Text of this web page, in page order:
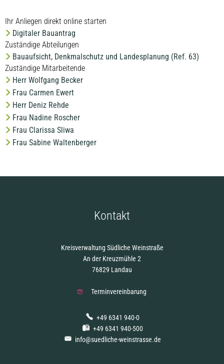
Ihr Anliegen direkt online starten
Digitaler Bauantrag
Zuständige Abteilungen
Bauaufsicht, Denkmalschutz und Landesplanung (Ref. 63)
Zuständige Mitarbeitende
Herr Wolfgang Becker
Frau Carmen Ewert
Herr Deniz Rehde
Frau Nadine Roscher
Frau Clarissa Sliwa
Frau Sabine Waltenberger
Kontakt
Kreisverwaltung Südliche Weinstraße
An der Kreuzmühle 2
76829 Landau
Terminvereinbarung
+49 6341 940-0
+49 6341 940-500
info@suedliche-weinstrasse.de